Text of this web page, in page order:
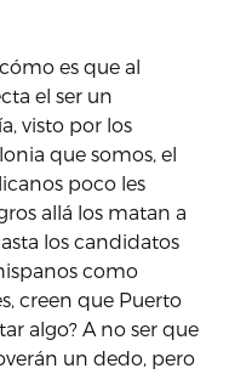
es que al
el ser un
visto por los
que somos, el
poco les
allá los matan a
los candidatos
como
creen que Puerto
algo? A no ser que
un dedo, pero